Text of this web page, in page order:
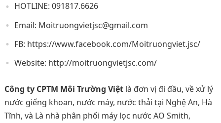
HOTLINE: 091817.6626
Email: Moitruongvietjsc@gmail.com
FB: https://www.facebook.com/Moitruongviet.jsc/
Website: http://moitruongvietjsc.com/
Công ty CPTM Môi Trường Việtlà đơn vị đi đầu, về xử lý
nước giếng khoan, nước máy, nước thải tại Nghệ An, Hà
Tĩnh, và Là nhà phân phối máy lọc nước AO Smith,